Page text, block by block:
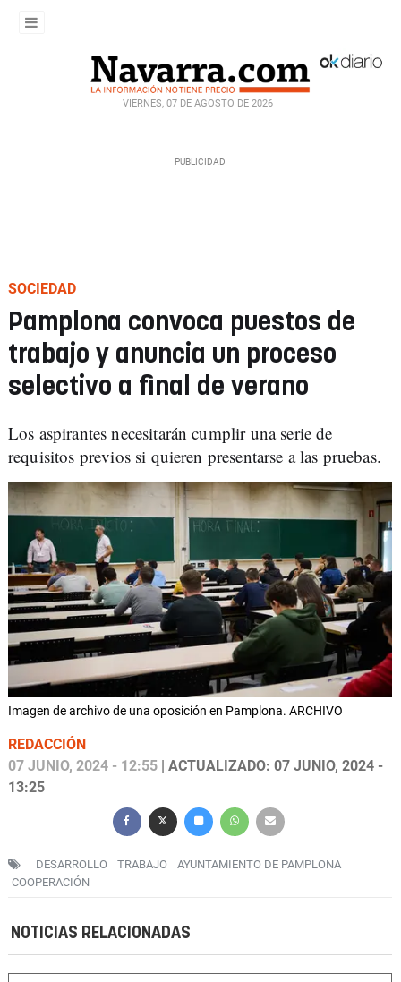
VIERNES, 07 DE AGOSTO DE 2026
SOCIEDAD
Pamplona convoca puestos de
trabajo y anuncia un proceso
selectivo a final de verano
Los aspirantes necesitarán cumplir una serie de
requisitos previos si quieren presentarse a las pruebas.
Imagen de archivo de una oposición en Pamplona. ARCHIVO
REDACCIÓN
07 JUNIO, 2024 - 12:55 | ACTUALIZADO: 07 JUNIO, 2024 -
13:25
DESARROLLO TRABAJO
AYUNTAMIENTO DE PAMPLONA
COOPERACIÓN
NOTICIAS RELACIONADAS